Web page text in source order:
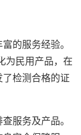
的服务经验。
为民用产品，在
检测合格的证
服务及产品。